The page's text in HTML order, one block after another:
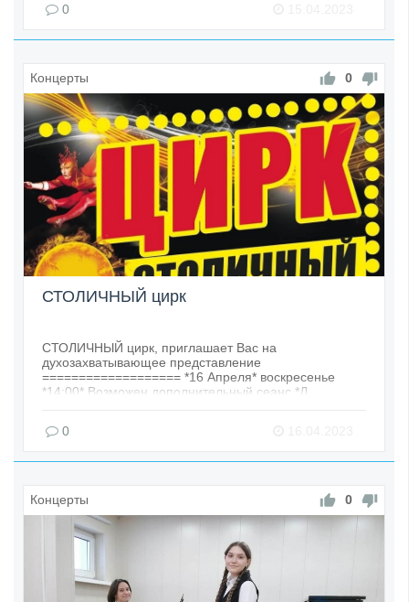
0
Концерты 0
СТОЛИЧНЫЙ цирк
СТОЛИЧНЫЙ цирк, приглашает Вас на
духозахватывающее представление
=================== *16 Апреля* воскресенье
*14:00* Возможен дополнительный сеанс *Д
0
Концерты 0